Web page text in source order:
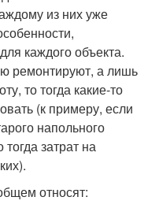
из них уже
каждого объекта.
ремонтируют, а лишь
то тогда какие-то
(к примеру, если
напольного
затрат на
относят: